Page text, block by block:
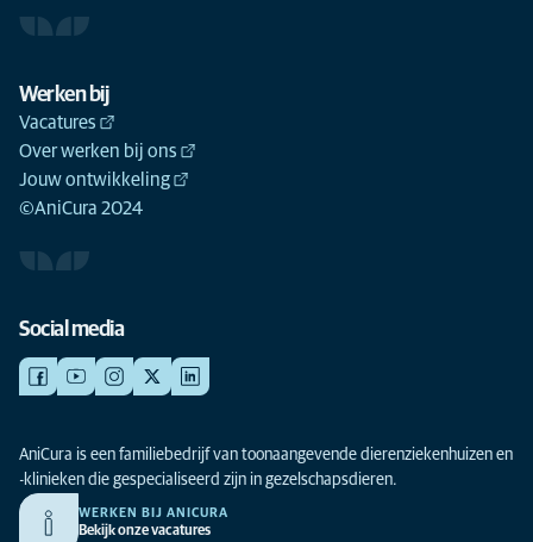
Werken bij
Vacatures
Over werken bij ons
Jouw ontwikkeling
©AniCura 2024
Social media
AniCura is een familiebedrijf van toonaangevende dierenziekenhuizen en
-klinieken die gespecialiseerd zijn in gezelschapsdieren.
WERKEN BIJ ANICURA
Bekijk onze vacatures